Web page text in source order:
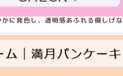
に発色し、透明感あふれる優しげな